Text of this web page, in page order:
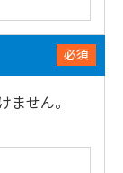
必須
せん。